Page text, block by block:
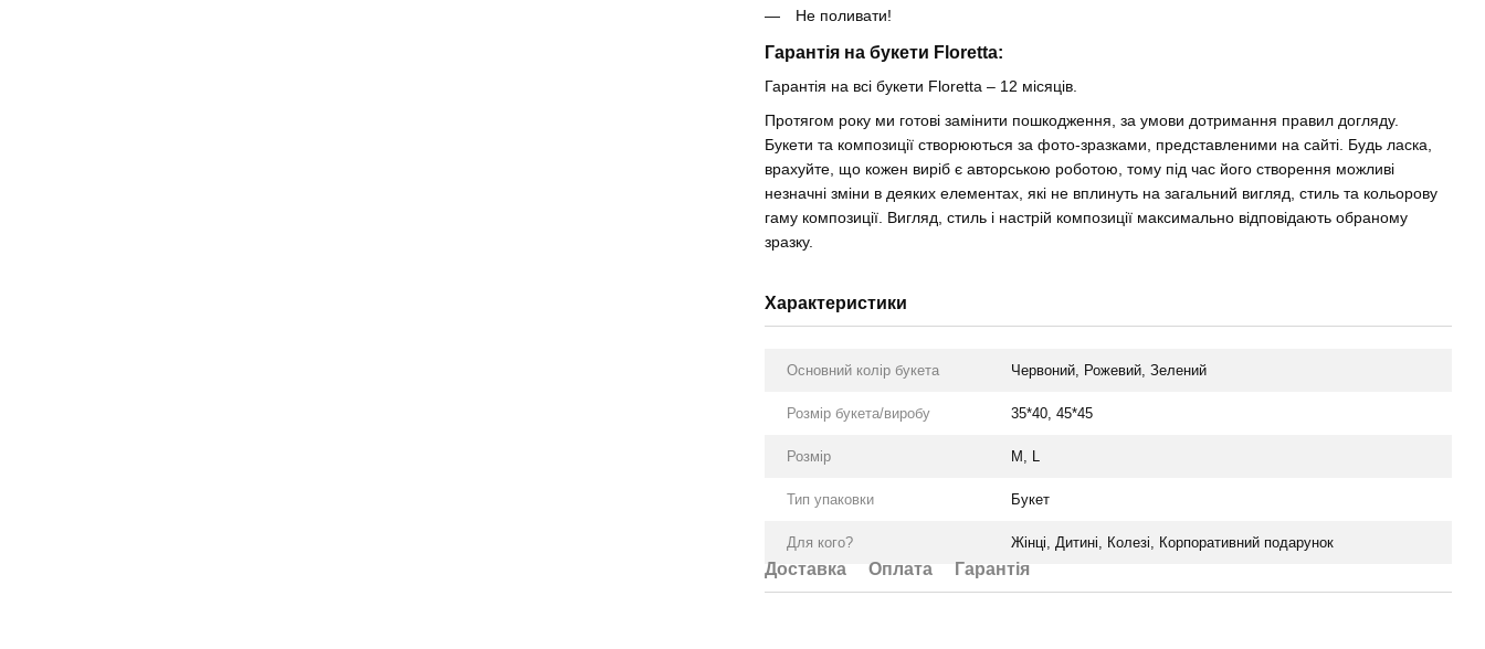
Не поливати!
Гарантія на букети Floretta:
Гарантія на всі букети Floretta – 12 місяців.
Протягом року ми готові замінити пошкодження, за умови дотримання правил догляду.
Букети та композиції створюються за фото-зразками, представленими на сайті. Будь ласка,
врахуйте, що кожен виріб є авторською роботою, тому під час його створення можливі
незначні зміни в деяких елементах, які не вплинуть на загальний вигляд, стиль та кольорову
гаму композиції. Вигляд, стиль і настрій композиції максимально відповідають обраному
зразку.
Характеристики
Основний колір букета Червоний, Рожевий, Зелений
Розмір букета/виробу 35*40, 45*45
Розмір M, L
Тип упаковки Букет
Для кого? Жінці, Дитині, Колезі, Корпоративний подарунок
Доставка Оплата Гарантія